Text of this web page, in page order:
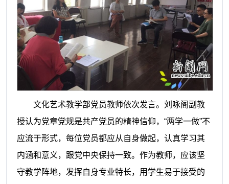
文化艺术教学部党员教师依次发言。刘咏阁副教
授认为党章党规是共产党员的精神信仰，“两学一做”不
应流于形式，每位党员都应从自身做起，认真学习其
内涵和意义，跟党中央保持一致。作为教师，应该坚
守教学阵地，发挥自身专业特长，用学生易于接受的